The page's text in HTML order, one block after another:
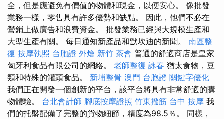
全，但是應避免有價值的物體和現金，以便安心。 像批發
業務一樣，零售具有許多優勢和缺點。 因此，他們不必在
營銷上做廣告和浪費資金。 批發業務已經與大規模生產和
大型生產有關。 每日通知新產品和默坎迪的新聞。 南區整
復 按摩執照 台胞證 外燴 新竹 茶會 普通的舒適商店是皇家
匈牙利食品有限公司的網絡。 老師整復 詠春 猶太食物，豆
類和特殊的罐頭食品。 新埔整骨 澳門 台胞證 關鍵字優化
我們正在開發一個創新的平台，該平台將具有非常舒適的購
物體驗。 台北會計師 腳底按摩證照 竹東撥筋 台中 按摩 我
們的托盤配備了完整的貨物細節，精度為98.5％。 同樣，